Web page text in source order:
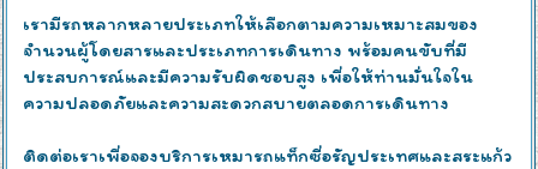
เรามีรถหลากหลายประเภทให้เลือกตามความเหมาะสมของ
จำนวนผู้โดยสารและประเภทการเดินทาง พร้อมคนขับที่มี
ประสบการณ์และมีความรับผิดชอบสูง เพื่อให้ท่านมั่นใจใน
ความปลอดภัยและความสะดวกสบายตลอดการเดินทาง
ติดต่อเราเพื่อจองบริการเหมารถแท็กซี่อรัญประเทศและสระแก้ว